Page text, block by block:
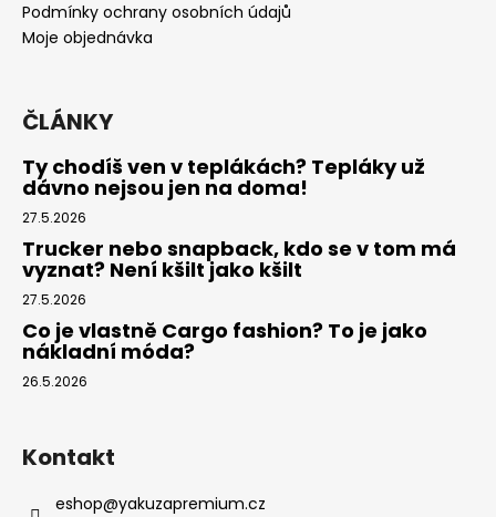
Podmínky ochrany osobních údajů
Moje objednávka
ČLÁNKY
Ty chodíš ven v teplákách? Tepláky už
dávno nejsou jen na doma!
27.5.2026
Trucker nebo snapback, kdo se v tom má
vyznat? Není kšilt jako kšilt
27.5.2026
Co je vlastně Cargo fashion? To je jako
nákladní móda?
26.5.2026
Kontakt
eshop@yakuzapremium.cz